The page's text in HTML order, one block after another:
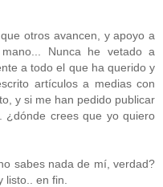
otros avancen, y apoyo a
Nunca he vetado a
a todo el que ha querido y
artículos a medias con
y si me han pedido publicar
¿dónde crees que yo quiero
sabes nada de mí, verdad?
listo.. en fin.